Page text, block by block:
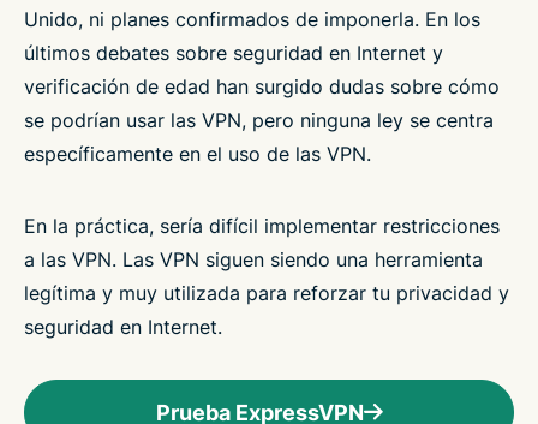
Unido, ni planes confirmados de imponerla. En los
últimos debates sobre seguridad en Internet y
verificación de edad han surgido dudas sobre cómo
se podrían usar las VPN, pero ninguna ley se centra
específicamente en el uso de las VPN.
En la práctica, sería difícil implementar restricciones
a las VPN. Las VPN siguen siendo una herramienta
legítima y muy utilizada para reforzar tu privacidad y
seguridad en Internet.
Prueba ExpressVPN